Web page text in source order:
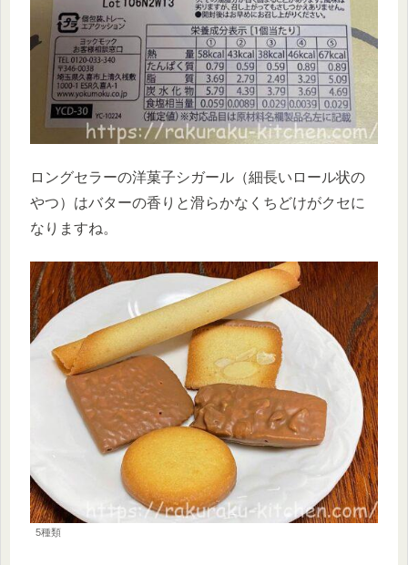
ロングセラーの洋菓子シガール（細長いロール状の
やつ）はバターの香りと滑らかなくちどけがクセに
なりますね。
5種類